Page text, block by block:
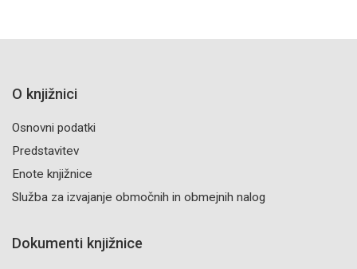
O knjižnici
Osnovni podatki
Predstavitev
Enote knjižnice
Služba za izvajanje območnih in obmejnih nalog
Dokumenti knjižnice